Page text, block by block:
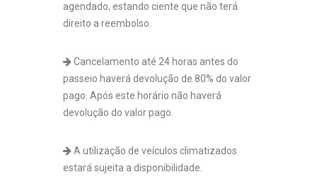
agendado, estando ciente que não terá
direito a reembolso.
Cancelamento até 24 horas antes do
passeio haverá devolução de 80% do valor
pago. Após este horário não haverá
devolução do valor pago.
A utilização de veículos climatizados
estará sujeita a disponibilidade.